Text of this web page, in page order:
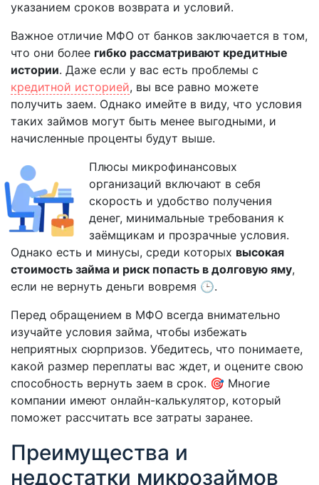
указанием сроков возврата и условий.
Важное отличие МФО от банков заключается в том,
что они более гибко рассматривают кредитные
истории. Даже если у вас есть проблемы с
кредитной историей, вы все равно можете
получить заем. Однако имейте в виду, что условия
таких займов могут быть менее выгодными, и
начисленные проценты будут выше.
Плюсы микрофинансовых
организаций включают в себя
скорость и удобство получения
денег, минимальные требования к
заёмщикам и прозрачные условия.
Однако есть и минусы, среди которых высокая
стоимость займа и риск попасть в долговую яму,
если не вернуть деньги вовремя 🕒.
Перед обращением в МФО всегда внимательно
изучайте условия займа, чтобы избежать
неприятных сюрпризов. Убедитесь, что понимаете,
какой размер переплаты вас ждет, и оцените свою
способность вернуть заем в срок. 🎯 Многие
компании имеют онлайн-калькулятор, который
поможет рассчитать все затраты заранее.
Преимущества и
недостатки микрозаймов